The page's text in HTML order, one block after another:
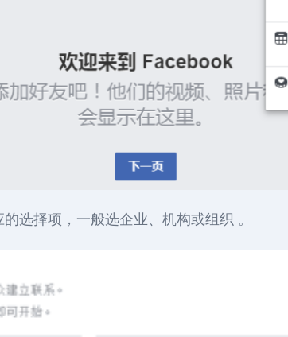
选择项，一般选企业、机构或组织 。